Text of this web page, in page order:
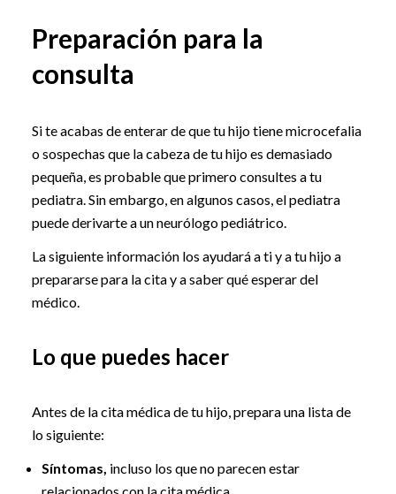
Preparación para la
consulta
Si te acabas de enterar de que tu hijo tiene microcefalia
o sospechas que la cabeza de tu hijo es demasiado
pequeña, es probable que primero consultes a tu
pediatra. Sin embargo, en algunos casos, el pediatra
puede derivarte a un neurólogo pediátrico.
La siguiente información los ayudará a ti y a tu hijo a
prepararse para la cita y a saber qué esperar del
médico.
Lo que puedes hacer
Antes de la cita médica de tu hijo, prepara una lista de
lo siguiente:
Síntomas, incluso los que no parecen estar